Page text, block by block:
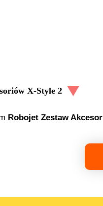
X-Style 2
Robojet Zestaw